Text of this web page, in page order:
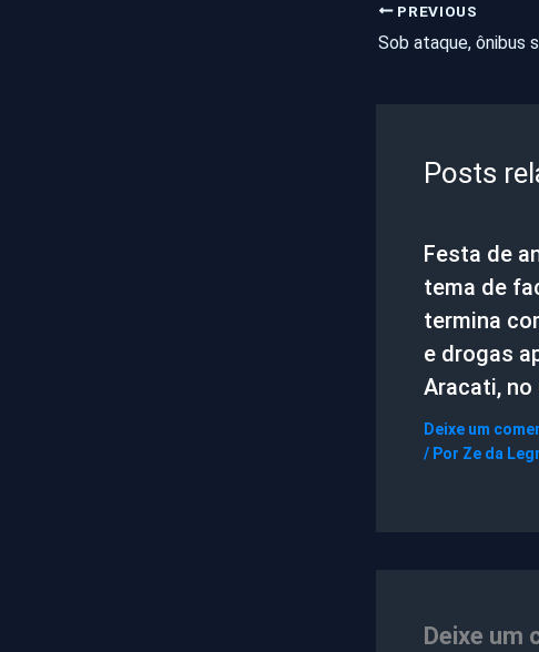
PREVIOUS
Posts
Festa de
tema de
termina
e drogas
Aracati, no
Deixe um
/ Por Ze da
Deixe um